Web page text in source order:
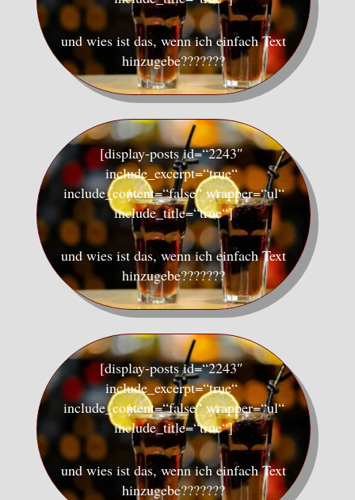
und wies ist das, wenn ich einfach Text
hinzugebe???????
[display-posts id=“2243″
include_excerpt=“true“
include_content=“false“ wrapper=“ul“
include_title=“true“]
und wies ist das, wenn ich einfach Text
hinzugebe???????
[display-posts id=“2243″
include_excerpt=“true“
include_content=“false“ wrapper=“ul“
include_title=“true“]
und wies ist das, wenn ich einfach Text
hinzugebe???????